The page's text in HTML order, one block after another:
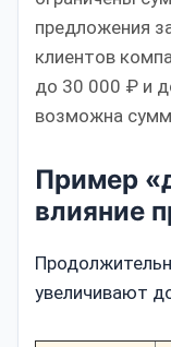
предложения
клиентов
до 30 000 ₽ и
возможна
Пример
влияние
увеличивают